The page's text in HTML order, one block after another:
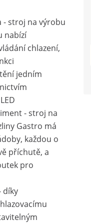
- stroj na výrobu
nabízí
chlazení,
jedním
- stroj na
Gastro má
každou o
příchutě, a
pro
díky